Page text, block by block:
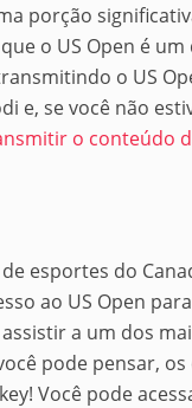
porção
o US Open é
o US
e, se você não
o conteúdo
esportes do
ao US Open
a um dos
pode pensar,
Você pode